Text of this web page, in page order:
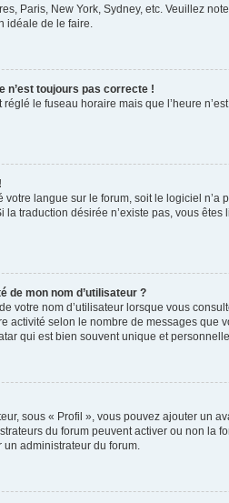
Paris, New York, Sydney, etc. Veuillez
idéale de le faire.
n’est toujours pas correcte !
le fuseau horaire mais que l’heure
votre langue sur le forum, soit le logiciel
traduction désirée n’existe pas, vous
de mon nom d’utilisateur ?
votre nom d’utilisateur lorsque vous
activité selon le nombre de messages que
qui est bien souvent unique et
sous « Profil », vous pouvez ajouter un
du forum peuvent activer ou non
administrateur du forum.